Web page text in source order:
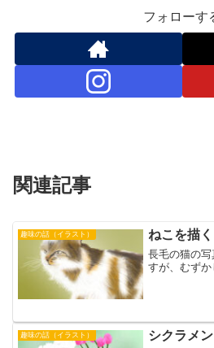
フォローす
関連記事
趣味の話（イラスト） ねこを描く
長毛の猫の
すが、むずか
趣味の話（イラスト） シクラメン